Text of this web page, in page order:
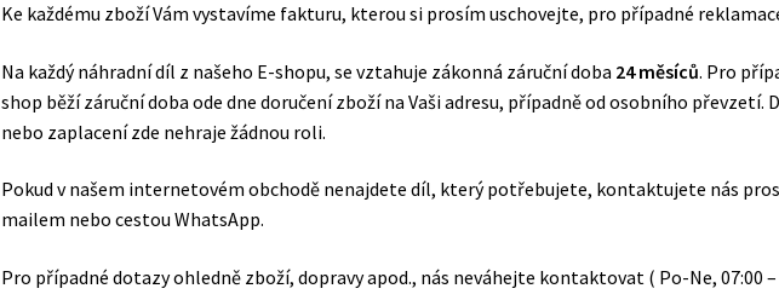
Ke každému zboží Vám vystavíme fakturu, kterou si prosím uschovejte, pro případné
Na každý náhradní díl z našeho E-shopu, se vztahuje zákonná záruční doba 24 měsíců. Pro
shop běží záruční doba ode dne doručení zboží na Vaši adresu, případně od osobního převzetí.
nebo zaplacení zde nehraje žádnou roli.
Pokud v našem internetovém obchodě nenajdete díl, který potřebujete, kontaktujete nás
mailem nebo cestou WhatsApp.
Pro případné dotazy ohledně zboží, dopravy apod., nás neváhejte kontaktovat ( Po-Ne, 07:00 –